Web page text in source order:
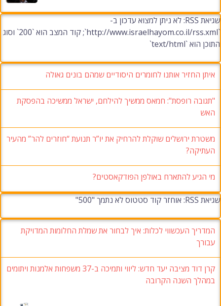
שגיאת RSS: לא ניתן למצוא עדכון ב-
`http://www.israelhayom.co.il/rss.xml`; קוד המצב הוא `200` וסוג
התוכן הוא `text/html`
איתן החזיר אותנו לחומרים היסודיים שמהם בונים גאולה
"תגובה רופסת": חמאס ממשיך להילחם, ישראל ממשיכה בהפסקת
האש
משטרת ירושלים שוקלת להרחיק את יו”ר תנועת “חוזרים להר” מהעיר
העתיקה?
מי הגיע להתארח באולפן הפודקאסטים?
שגיאת RSS: אוחזר קוד סטטוס לא נתמך "500"
המדריך העכשווי לכלות: איך לבחור את שמלת החלומות המדויקת
עבורך
קרן דוד מציבה יעד חדש: ליווי ותמיכה ב-37 משפחות אלמנות ויתומים
במהלך השנה הקרובה